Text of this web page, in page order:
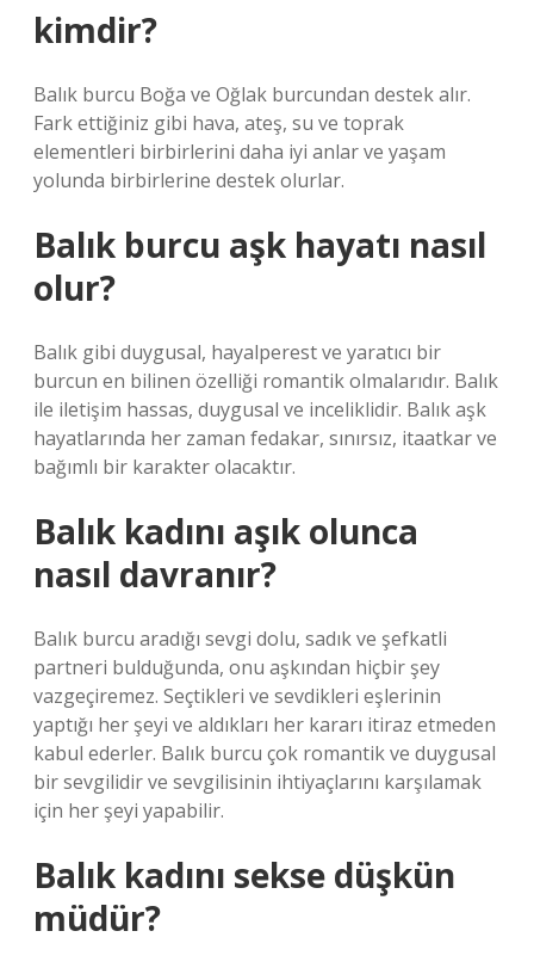
kimdir?
Balık burcu Boğa ve Oğlak burcundan destek alır.
Fark ettiğiniz gibi hava, ateş, su ve toprak
elementleri birbirlerini daha iyi anlar ve yaşam
yolunda birbirlerine destek olurlar.
Balık burcu aşk hayatı nasıl
olur?
Balık gibi duygusal, hayalperest ve yaratıcı bir
burcun en bilinen özelliği romantik olmalarıdır. Balık
ile iletişim hassas, duygusal ve inceliklidir. Balık aşk
hayatlarında her zaman fedakar, sınırsız, itaatkar ve
bağımlı bir karakter olacaktır.
Balık kadını aşık olunca
nasıl davranır?
Balık burcu aradığı sevgi dolu, sadık ve şefkatli
partneri bulduğunda, onu aşkından hiçbir şey
vazgeçiremez. Seçtikleri ve sevdikleri eşlerinin
yaptığı her şeyi ve aldıkları her kararı itiraz etmeden
kabul ederler. Balık burcu çok romantik ve duygusal
bir sevgilidir ve sevgilisinin ihtiyaçlarını karşılamak
için her şeyi yapabilir.
Balık kadını sekse düşkün
müdür?